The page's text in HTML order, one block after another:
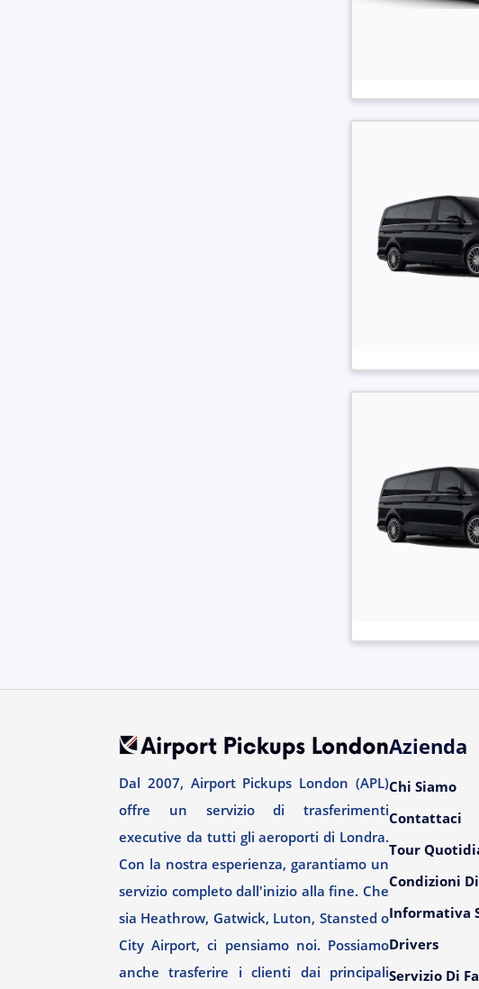
Dal 2007, Airport Pickups London (APL)
offre un servizio di trasferimenti
executive da tutti gli aeroporti di Londra.
Con la nostra esperienza, garantiamo un
servizio completo dall'inizio alla fine. Che
sia Heathrow, Gatwick, Luton, Stansted o
City Airport, ci pensiamo noi. Possiamo
anche trasferire i clienti dai principali
Azienda
Chi Siamo
Contattaci
Tour
Condizioni
Informativa
Drivers
Servizio Di